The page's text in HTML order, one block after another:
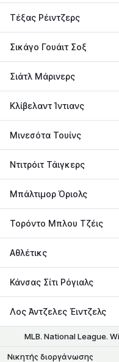
Τέξας Ρέιντζερς
Σικάγο Γουάιτ Σοξ
Σιάτλ Μάρινερς
Κλίβελαντ Ίντιανς
Μινεσότα Τουίνς
Ντιτρόιτ Τάιγκερς
Μπάλτιμορ Όριολς
Τορόντο Μπλου Τζέις
Αθλέτικς
Κάνσας Σίτι Ρόγιαλς
Λος Άντζελες Έιντζελς
MLB. National League.
Νικητής διοργάνωσης